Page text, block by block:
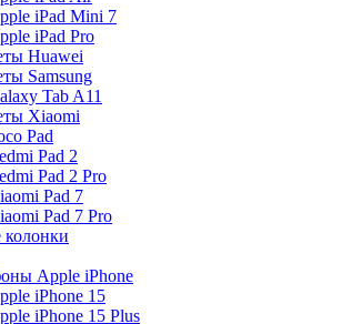
iPad Mini 7
iPad Pro
Huawei
Samsung
Tab A11
Xiaomi
Pad
Pad 2
Pad 2 Pro
Pad 7
Pad 7 Pro
Apple iPhone
iPhone 15
iPhone 15 Plus